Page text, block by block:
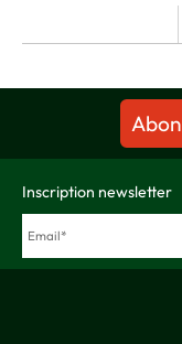
Inscription newsletter